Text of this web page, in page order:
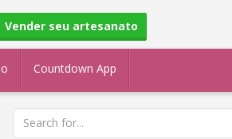
Vender seu artesanato
Countdown App